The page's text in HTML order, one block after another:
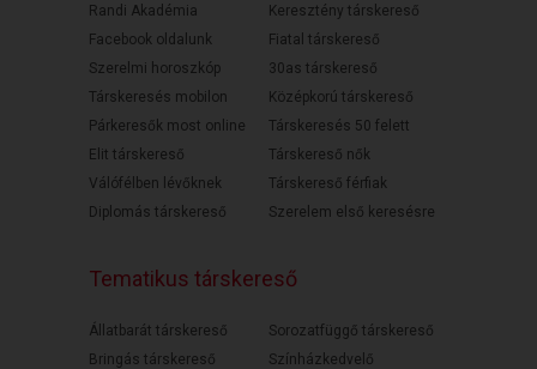
Randi Akadémia
Facebook oldalunk
Szerelmi horoszkóp
Társkeresés mobilon
Párkeresők most online
Elit társkereső
Válófélben lévőknek
Diplomás társkereső
Keresztény társkereső
Fiatal társkereső
30as társkereső
Középkorú társkereső
Társkeresés 50 felett
Társkereső nők
Társkereső férfiak
Szerelem első keresésre
Tematikus társkereső
Állatbarát társkereső
Bringás társkereső
Sorozatfüggő társkereső
Színházkedvelő